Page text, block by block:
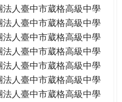
人臺中市葳格高級中學
人臺中市葳格高級中學
人臺中市葳格高級中學
人臺中市葳格高級中學
人臺中市葳格高級中學
人臺中市葳格高級中學
人臺中市葳格高級中學